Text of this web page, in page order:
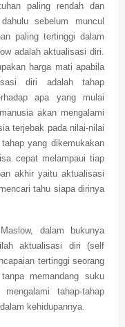
paling rendah dan
sebelum muncul
paling tertinggi dalam
adalah aktualisasi diri.
harga mati apabila
diri adalah tahap
apa yang mulai
akan mengalami
terjebak pada nilai-nilai
yang dikemukakan
cepat melampaui tiap
akhir yaitu aktualisasi
tahu siapa dirinya
dalam bukunya
aktualisasi diri (self
tertinggi seorang
memandang suku
tahap-tahap
kehidupannya.